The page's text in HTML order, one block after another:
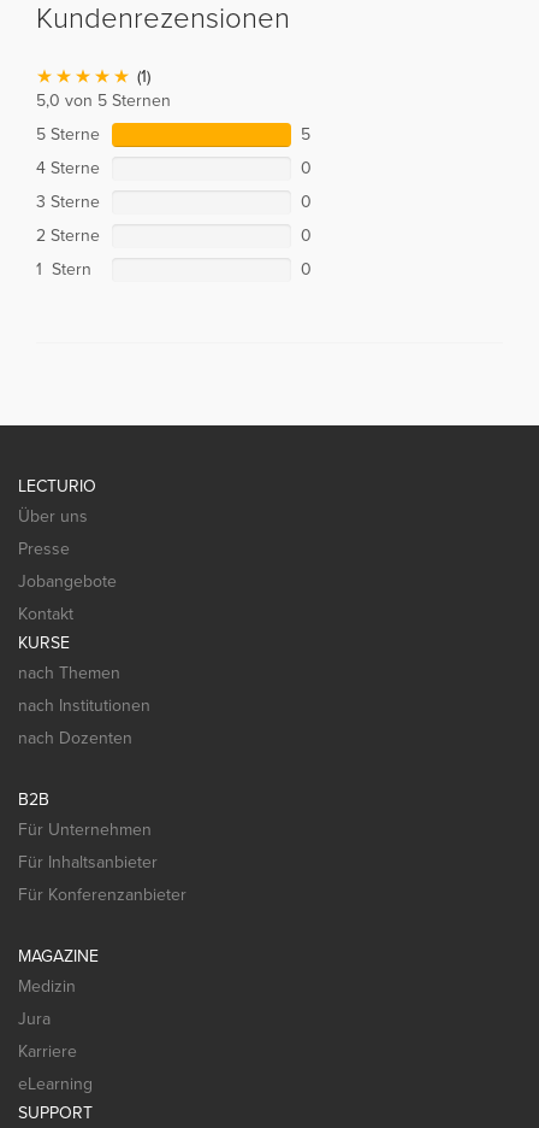
Kundenrezensionen
(1)
5,0 von 5 Sternen
5 Sterne
5
4 Sterne
0
3 Sterne
0
2 Sterne
0
1 Stern
0
LECTURIO
Über uns
Presse
Jobangebote
Kontakt
KURSE
nach Themen
nach Institutionen
nach Dozenten
B2B
Für Unternehmen
Für Inhaltsanbieter
Für Konferenzanbieter
MAGAZINE
Medizin
Jura
Karriere
eLearning
SUPPORT